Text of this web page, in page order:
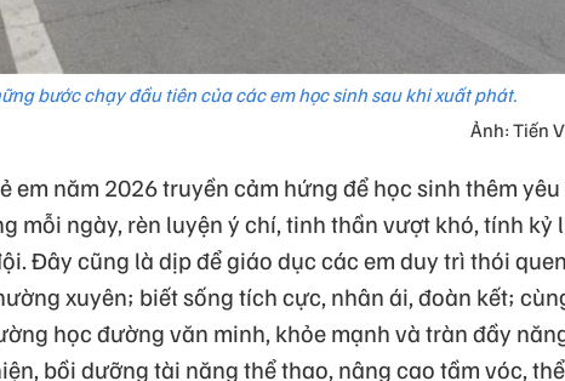
bước chạy đầu tiên của các em học sinh sau khi xuất phát.
Ảnh: Tiến
em năm 2026 truyền cảm hứng để học sinh thêm
mỗi ngày, rèn luyện ý chí, tinh thần vượt khó, tính kỷ
Đây cũng là dịp để giáo dục các em duy trì thói
xuyên; biết sống tích cực, nhân ái, đoàn kết;
học đường văn minh, khỏe mạnh và tràn đầy
bồi dưỡng tài năng thể thao, nâng cao tầm vóc,